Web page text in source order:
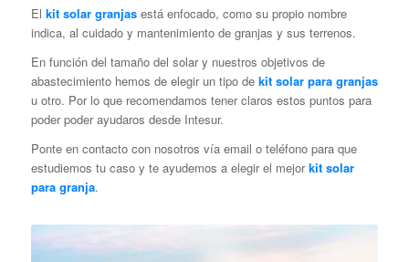
El kit solar granjasestá enfocado, como su propio nombre
indica, al cuidado y mantenimiento de granjas y sus terrenos.
En función del tamaño del solar y nuestros objetivos de
abastecimiento hemos de elegir un tipo de kit solar para granjas
u otro. Por lo que recomendamos tener claros estos puntos para
poder poder ayudaros desde Intesur.
Ponte en contacto con nosotros vía email o teléfono para que
estudiemos tu caso y te ayudemos a elegir el mejorkit solar
para granja.